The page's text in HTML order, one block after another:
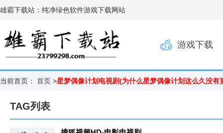
雄霸下载站：纯净绿色软件游戏下载网站
游戏下载
当前首页： 首页 >星梦偶像计划电视剧(为什么星梦偶像计划这么久没有
TAG列表